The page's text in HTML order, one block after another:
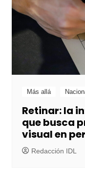
Más allá
Retinar: la
que busca
visual en
Redacción IDL